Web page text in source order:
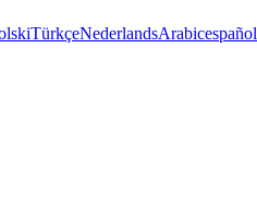
TürkçeNederlandsArabicespañol